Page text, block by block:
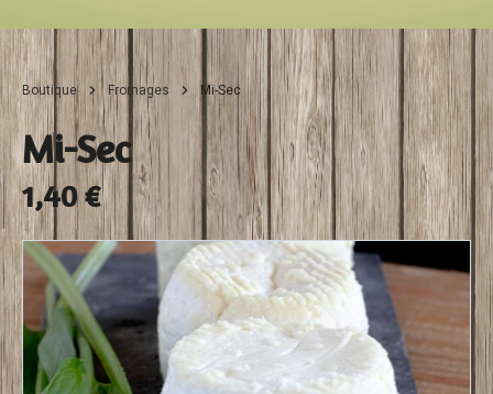
Boutique Fromages Mi-Sec
Mi-Sec
1,40 €